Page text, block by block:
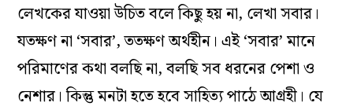
লেখকের যাওয়া উচিত বলে কিছু হয় না, লেখা সবার।
যতক্ষণ না ‘সবার’, ততক্ষণ অর্থহীন। এই ‘‌সবার’‌ মানে
পরিমাণের কথা বলছি না, বলছি সব ধরনের পেশা ও
নেশার। কিন্তু মনটা হতে হবে ‌সাহিত্য পাঠে আগ্রহী। যে